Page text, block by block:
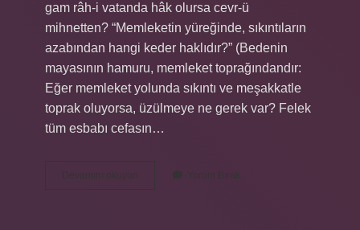
gam râh-i vatanda hâk olursa cevr-ü
mihnetten? “Memleketin yüreğinde, sıkıntıların
azabından hangi keder haklıdır?” (Bedenin
mayasının hamuru, memleket toprağındandır:
Eğer memleket yolunda sıkıntı ve meşakkatle
toprak oluyorsa, üzülmeye ne gerek var? Felek
tüm esbabı cefasın…
Devamını okuyun
Kasidesi
Yorum Bırak